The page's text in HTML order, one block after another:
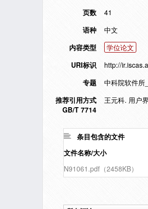
页数
41
语种
中文
内容类型
学位论文
URI标识
http://
专题
中科院软件所
推荐引用方式
GB/T 7714
王元科. 用户
条目包含的文件
文件名称/大小
N91061.pdf（2458KB）